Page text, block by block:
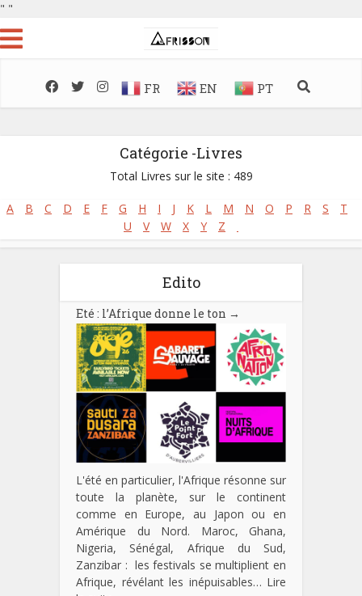
" "
FR EN PT
Catégorie -Livres
Total Livres sur le site : 489
A B C D E F G H I J K L M N O P R S
T
U
V W X Y Z
Edito
Eté : l’Afrique donne le ton →
L'été en particulier, l'Afrique résonne sur
toute la planète, sur le continent
comme en Europe, au Japon ou en
Amérique du Nord. Maroc, Ghana,
Nigeria, Sénégal, Afrique du Sud,
Zanzibar : les festivals se multiplient en
Afrique, révélant les inépuisables… Lire